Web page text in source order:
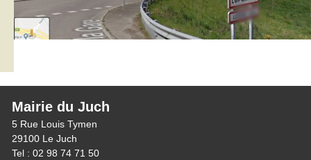
Mairie du Juch
5 Rue Louis Tymen
29100 Le Juch
Tel : 02 98 74 71 50